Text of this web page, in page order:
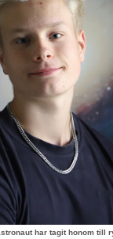
har tagit honom till